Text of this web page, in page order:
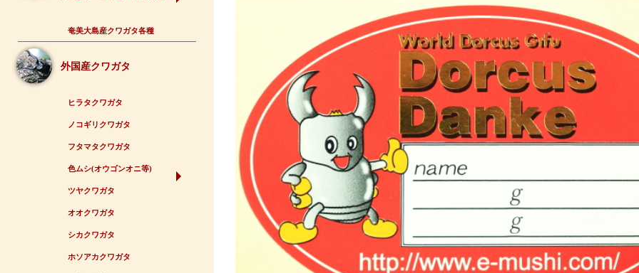
奄美大島産クワガタ各種
外国産クワガタ
ヒラタクワガタ
ノコギリクワガタ
フタマタクワガタ
色ムシ(オウゴンオニ等)
ツヤクワガタ
オオクワガタ
シカクワガタ
ホソアカクワガタ